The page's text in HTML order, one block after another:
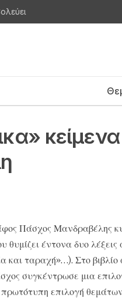
Πάσχος Μανδραβέλης
θυμίζει έντονα δυο
ταραχή»…). Στο βιβλίο
συγκέντρωσε μια
επιλογή